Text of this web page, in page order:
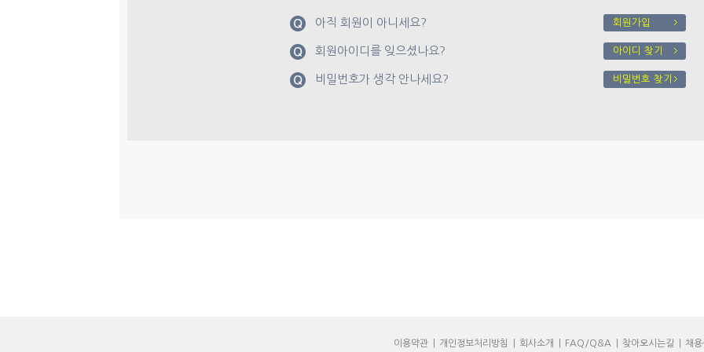
아직 회원이 아니세요? 회원가입
회원아이디를 잊으셨나요? 아이디 찾기
비밀번호가 생각 안나세요? 비밀번호 찾기
이용약관 개인정보처리방침 회사소개 FAQ/Q&A 찾아오시는길 채